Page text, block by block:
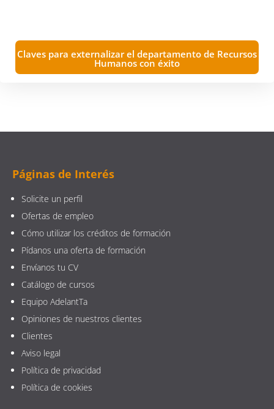
Claves para externalizar el departamento de Recursos
Humanos con éxito
Páginas de Interés
Solicite un perfil
Ofertas de empleo
Cómo utilizar los créditos de formación
Pídanos una oferta de formación
Envíanos tu CV
Catálogo de cursos
Equipo AdelantTa
Opiniones de nuestros clientes
Clientes
Aviso legal
Política de privacidad
Política de cookies